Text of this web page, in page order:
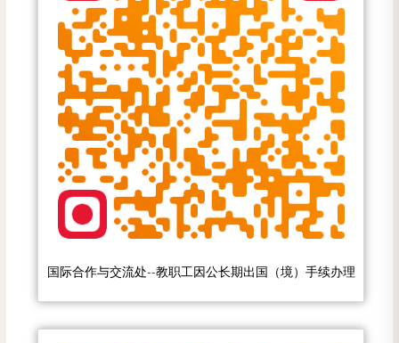
国际合作与交流处--教职工因公长期出国（境）手续办理